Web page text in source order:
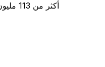
أكثر من 113 مليون عملية تنزيل من جميع أنحاء العالم